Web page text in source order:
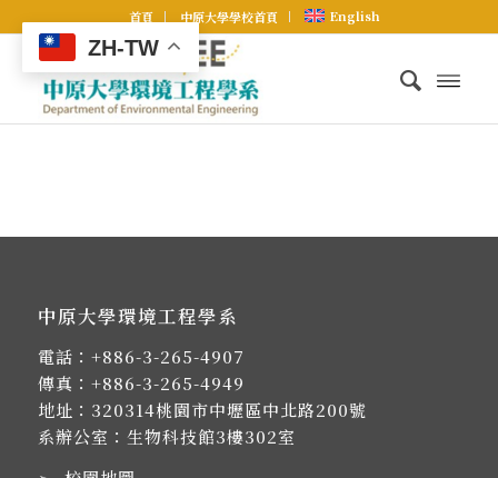
首頁 中原大學學校首頁 English
中原大學環境工程學系
電話： +886-3-265-4907
傳真：+886-3-265-4949
地址： 320314桃園市中壢區中北路200號
系辦公室：生物科技館3樓302室
ZH-TW